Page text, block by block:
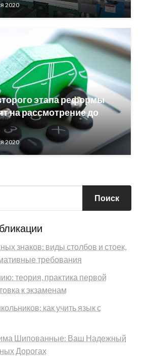
2020
этапа реформы
на рассмотрение до
2020
Поиск
знаков: виды столбов и стоек,
требования
теория, практика первой
к экзаменам
как учить язык с
Шипованные: Ваш Надежный
Дорогах